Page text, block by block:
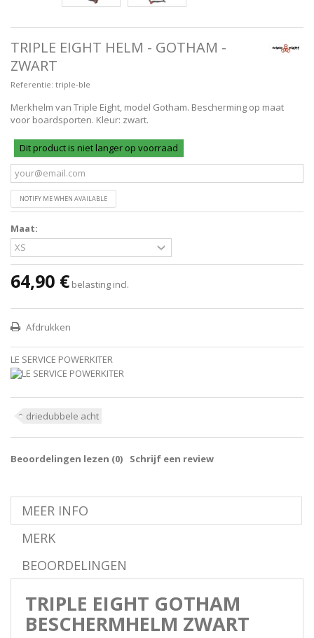
TRIPLE EIGHT HELM - GOTHAM -
ZWART
Referentie: triple-ble
Merkhelm van Triple Eight, model Gotham. Bescherming op maat
voor boardsporten. Kleur: zwart.
Dit product is niet langer op voorraad
NOTIFY ME WHEN AVAILABLE
Maat:
64,90 € belasting incl.
Afdrukken
LE SERVICE POWERKITER
driedubbele acht
Beoordelingen lezen (0) Schrijf een review
MEER INFO
MERK
BEOORDELINGEN
TRIPLE EIGHT GOTHAM
BESCHERMHELM ZWART